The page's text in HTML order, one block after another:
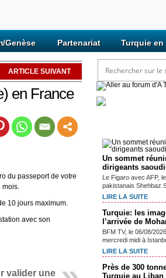
Genèse Partenariat Turquie en
ARTICLE SUIVANT
en France
du passeport de votre
mois.
10 jours maximum.
avec son
valider une
Un sommet
dirigeants
Le Figaro avec
pakistanais Shehbaz
LIRE LA SUITE
Turquie: les
l’arrivée de
BFM TV, le 06/08/
mercredi midi à
LIRE LA SUITE
Près de 300
Turquie au Liban